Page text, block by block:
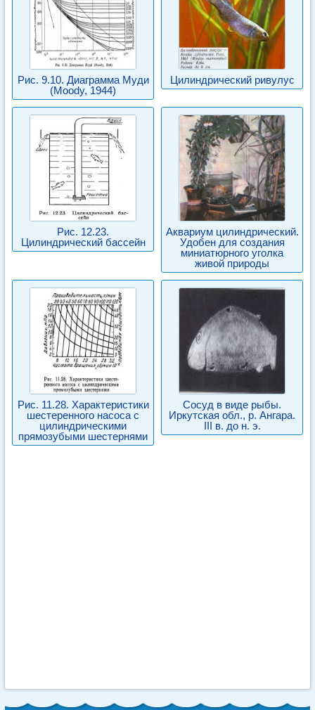
Рис. 9.10. Диаграмма Муди
(Moody, 1944)
Цилиндрический ривулус
Рис. 12.23.
Цилиндрический бассейн
Аквариум цилиндрический.
Удобен для создания
миниатюрного уголка
живой природы
Рис. 11.28. Характеристики
шестеренного насоса с
цилиндрическими
прямозубыми шестернями
Сосуд в виде рыбы.
Иркутская обл., р. Ангара.
III в. до н. э.